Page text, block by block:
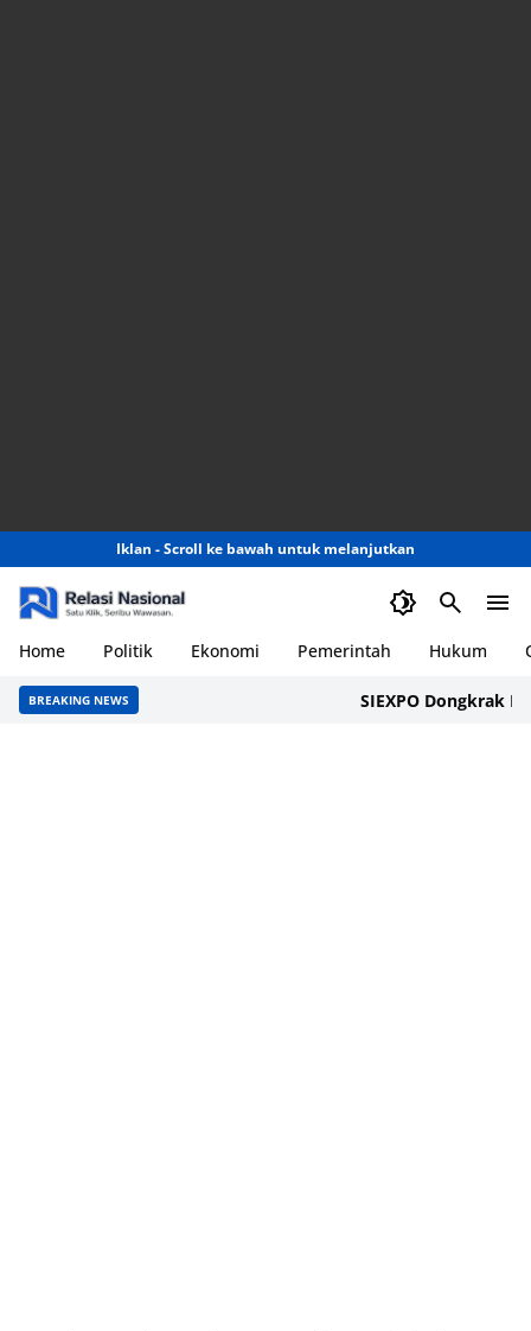
Iklan - Scroll ke bawah untuk melanjutkan
Home Politik Ekonomi Pemerintah Hukum
BREAKING NEWS SIEXPO Dongkrak